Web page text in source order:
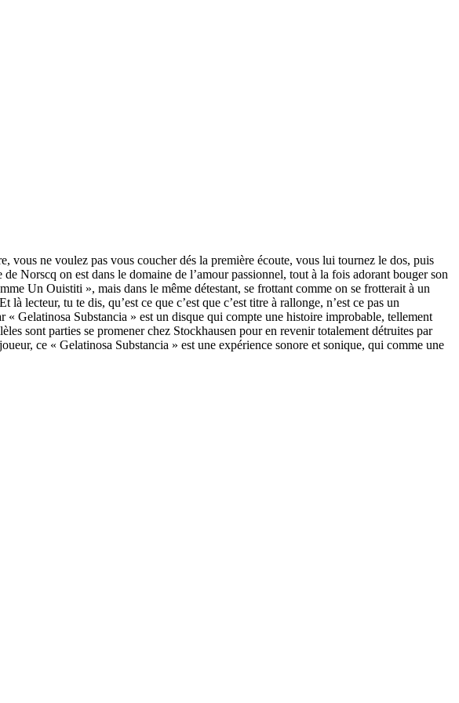
vous ne voulez pas vous coucher dés la première écoute, vous lui tournez le dos, puis
Norscq on est dans le domaine de l’amour passionnel, tout à la fois adorant bouger son
Un Ouistiti », mais dans le même détestant, se frottant comme on se frotterait à un
tu te dis, qu’est ce que c’est que c’est titre à rallonge, n’est ce pas un
Gelatinosa Substancia » est un disque qui compte une histoire improbable, tellement
sont parties se promener chez Stockhausen pour en revenir totalement détruites par
ce « Gelatinosa Substancia » est une expérience sonore et sonique, qui comme une